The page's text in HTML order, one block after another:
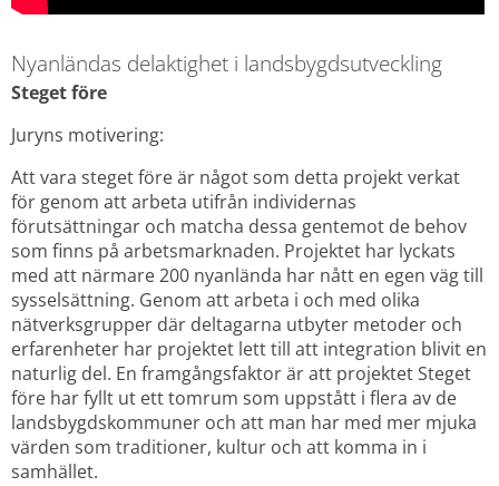
Nyanländas delaktighet i landsbygdsutveckling
Steget före
Juryns motivering:
Att vara steget före är något som detta projekt verkat
för genom att arbeta utifrån individernas
förutsättningar och matcha dessa gentemot de behov
som finns på arbetsmarknaden. Projektet har lyckats
med att närmare 200 nyanlända har nått en egen väg till
sysselsättning. Genom att arbeta i och med olika
nätverksgrupper där deltagarna utbyter metoder och
erfarenheter har projektet lett till att integration blivit en
naturlig del. En framgångsfaktor är att projektet Steget
före har fyllt ut ett tomrum som uppstått i flera av de
landsbygdskommuner och att man har med mer mjuka
värden som traditioner, kultur och att komma in i
samhället.